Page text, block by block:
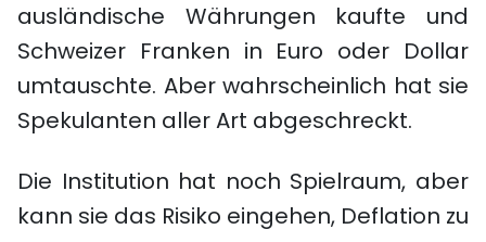
ausländische Währungen kaufte und
Schweizer Franken in Euro oder Dollar
umtauschte. Aber wahrscheinlich hat sie
Spekulanten aller Art abgeschreckt.
Die Institution hat noch Spielraum, aber
kann sie das Risiko eingehen, Deflation zu